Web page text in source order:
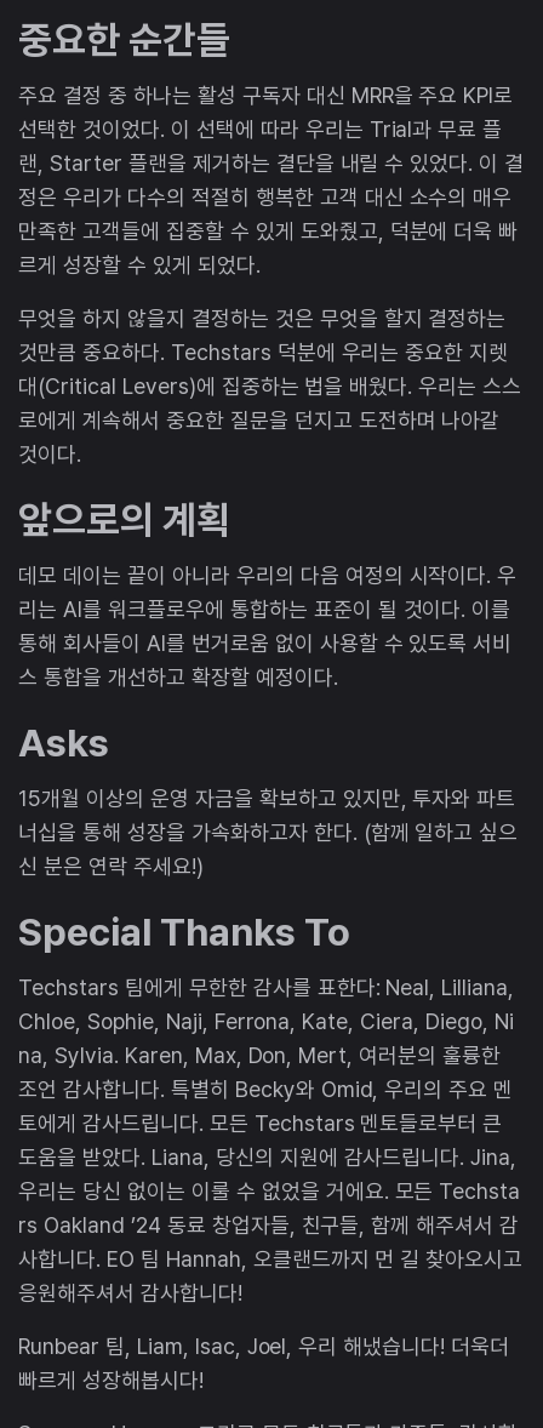
중요한 순간들
주요 결정 중 하나는 활성 구독자 대신 MRR을 주요 KPI로
선택한 것이었다. 이 선택에 따라 우리는 Trial과 무료 플
랜, Starter 플랜을 제거하는 결단을 내릴 수 있었다. 이 결
정은 우리가 다수의 적절히 행복한 고객 대신 소수의 매우
만족한 고객들에 집중할 수 있게 도와줬고, 덕분에 더욱 빠
르게 성장할 수 있게 되었다.
무엇을 하지 않을지 결정하는 것은 무엇을 할지 결정하는
것만큼 중요하다. Techstars 덕분에 우리는 중요한 지렛
대(Critical Levers)에 집중하는 법을 배웠다. 우리는 스스
로에게 계속해서 중요한 질문을 던지고 도전하며 나아갈
것이다.
앞으로의 계획
데모 데이는 끝이 아니라 우리의 다음 여정의 시작이다. 우
리는 AI를 워크플로우에 통합하는 표준이 될 것이다. 이를
통해 회사들이 AI를 번거로움 없이 사용할 수 있도록 서비
스 통합을 개선하고 확장할 예정이다.
Asks
15개월 이상의 운영 자금을 확보하고 있지만, 투자와 파트
너십을 통해 성장을 가속화하고자 한다. (함께 일하고 싶으
신 분은 연락 주세요!)
Special Thanks To
Techstars 팀에게 무한한 감사를 표한다: Neal, Lilliana,
Chloe, Sophie, Naji, Ferrona, Kate, Ciera, Diego, Ni
na, Sylvia. Karen, Max, Don, Mert, 여러분의 훌륭한
조언 감사합니다. 특별히 Becky와 Omid, 우리의 주요 멘
토에게 감사드립니다. 모든 Techstars 멘토들로부터 큰
도움을 받았다. Liana, 당신의 지원에 감사드립니다. Jina,
우리는 당신 없이는 이룰 수 없었을 거에요. 모든 Techsta
rs Oakland ’24 동료 창업자들, 친구들, 함께 해주셔서 감
사합니다. EO 팀 Hannah, 오클랜드까지 먼 길 찾아오시고
응원해주셔서 감사합니다!
Runbear 팀, Liam, Isac, Joel, 우리 해냈습니다! 더욱더
빠르게 성장해봅시다!